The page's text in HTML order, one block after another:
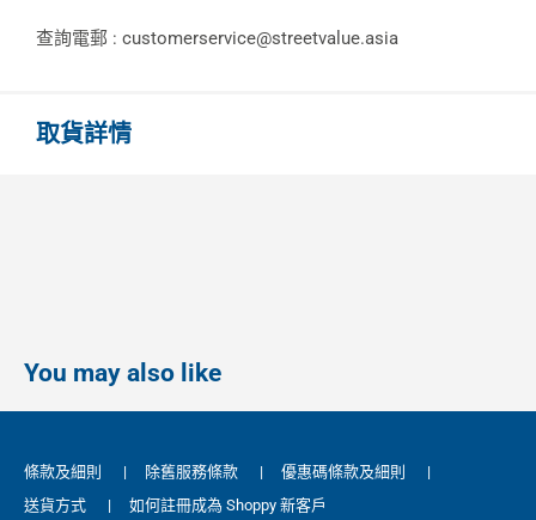
查詢電郵 : customerservice@streetvalue.asia
取貨詳情
You may also like
條款及細則 | 除舊服務條款 | 優惠碼條款及細則
|
送貨方式
| 如何註冊成為 Shoppy 新客戶